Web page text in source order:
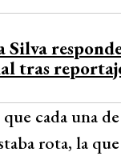
Silva
tras
cada una
rota, la